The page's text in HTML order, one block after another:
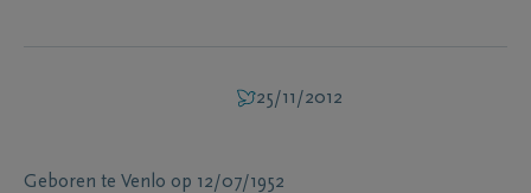
25/11/2012
Geboren te Venlo op 12/07/1952